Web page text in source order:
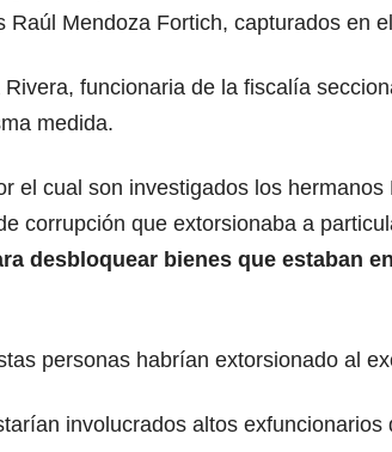
Raúl Mendoza Fortich, capturados en
Rivera, funcionaria de la fiscalía
medida.
el cual son investigados los
corrupción que extorsionaba a
desbloquear bienes que estaban
personas habrían extorsionado al
involucrados altos